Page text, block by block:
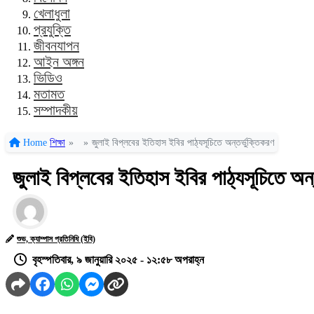
খেলাধুলা
প্রযুক্তি
জীবনযাপন
আইন অঙ্গন
ভিডিও
মতামত
সম্পাদকীয়
Home শিক্ষা » » জুলাই বিপ্লবের ইতিহাস ইবির পাঠ্যসূচিতে অন্তর্ভুক্তিকরণ
জুলাই বিপ্লবের ইতিহাস ইবির পাঠ্যসূচিতে
শুভ, ক্যাম্পাস প্রতিনিধি (ইবি)
বৃহস্পতিবার, ৯ জানুয়ারি ২০২৫ - ১২:৫৮ অপরাহ্ন